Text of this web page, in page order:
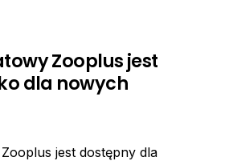
Zooplus jest
dla nowych
jest dostępny dla